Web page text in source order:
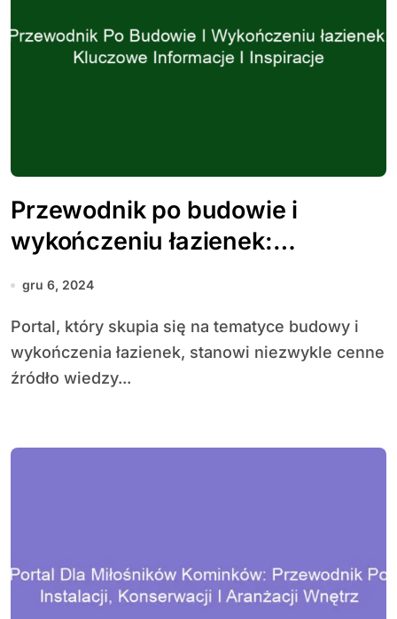
Przewodnik po budowie i
wykończeniu łazienek:
Kluczowe informacje i inspiracje
gru 6, 2024
Portal, który skupia się na tematyce budowy i
wykończenia łazienek, stanowi niezwykle cenne
źródło wiedzy...